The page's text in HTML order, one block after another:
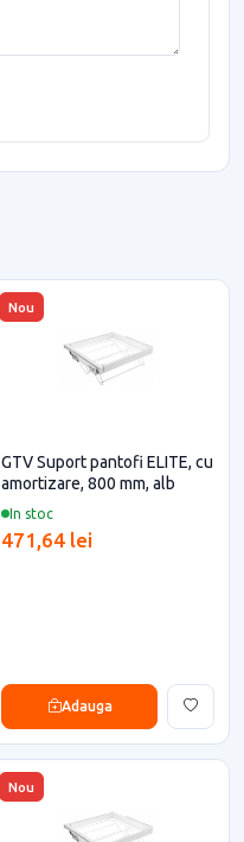
Nou
In stoc
GTV Suport pantofi ELITE, cu
amortizare, 800 mm, alb
471,64 lei
Adauga
Nou